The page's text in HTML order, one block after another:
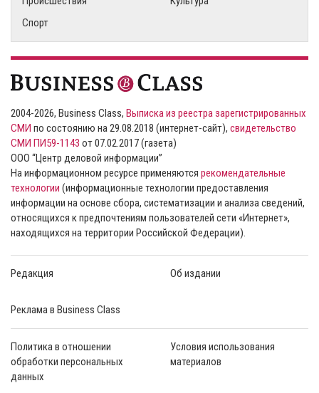
Спорт
2004-2026, Business Class, Выписка из реестра зарегистрированных
СМИ по состоянию на 29.08.2018 (интернет-сайт), свидетельство
СМИ ПИ59-1143 от 07.02.2017 (газета)
ООО “Центр деловой информации”
На информационном ресурсе применяются рекомендательные
технологии (информационные технологии предоставления
информации на основе сбора, систематизации и анализа сведений,
относящихся к предпочтениям пользователей сети «Интернет»,
находящихся на территории Российской Федерации).
Редакция Об издании
Реклама в Business Class
Политика в отношении
обработки персональных
данных
Условия использования
материалов